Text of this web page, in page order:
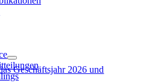
Geschäftsjahr 2026 und